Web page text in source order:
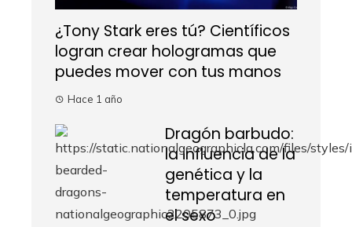
¿Tony Stark eres tú? Científicos
logran crear hologramas que
puedes mover con tus manos
Hace 1 año
Dragón barbudo:
la influencia de la
genética y la
temperatura en
el sexo